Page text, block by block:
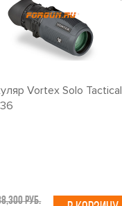
Vortex Solo Tactical
руб.